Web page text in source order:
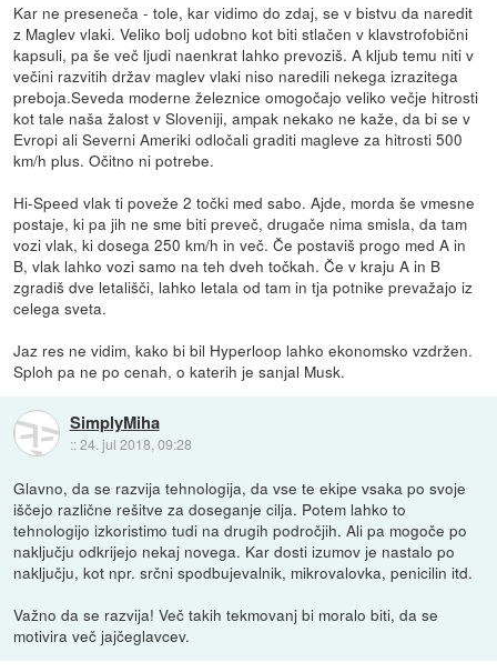
Kar ne preseneča - tole, kar vidimo do zdaj, se v bistvu da naredit
z Maglev vlaki. Veliko bolj udobno kot biti stlačen v klavstrofobični
kapsuli, pa še več ljudi naenkrat lahko prevoziš. A kljub temu niti v
večini razvitih držav maglev vlaki niso naredili nekega izrazitega
preboja.Seveda moderne železnice omogočajo veliko večje hitrosti
kot tale naša žalost v Sloveniji, ampak nekako ne kaže, da bi se v
Evropi ali Severni Ameriki odločali graditi magleve za hitrosti 500
km/h plus. Očitno ni potrebe.
Hi-Speed vlak ti poveže 2 točki med sabo. Ajde, morda še vmesne
postaje, ki pa jih ne sme biti preveč, drugače nima smisla, da tam
vozi vlak, ki dosega 250 km/h in več. Če postaviš progo med A in
B, vlak lahko vozi samo na teh dveh točkah. Če v kraju A in B
zgradiš dve letališči, lahko letala od tam in tja potnike prevažajo iz
celega sveta.
Jaz res ne vidim, kako bi bil Hyperloop lahko ekonomsko vzdržen.
Sploh pa ne po cenah, o katerih je sanjal Musk.
SimplyMiha
::24. jul 2018, 09:28
Glavno, da se razvija tehnologija, da vse te ekipe vsaka po svoje
iščejo različne rešitve za doseganje cilja. Potem lahko to
tehnologijo izkoristimo tudi na drugih področjih. Ali pa mogoče po
naključju odkrijejo nekaj novega. Kar dosti izumov je nastalo po
naključju, kot npr. srčni spodbujevalnik, mikrovalovka, penicilin itd.
Važno da se razvija! Več takih tekmovanj bi moralo biti, da se
motivira več jajčeglavcev.